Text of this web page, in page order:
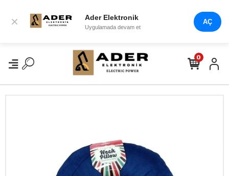
× Ader Elektronik
Uygulamada devam et
AÇ
0